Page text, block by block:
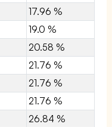
17.96 %
19.0 %
20.58 %
21.76 %
21.76 %
21.76 %
26.84 %